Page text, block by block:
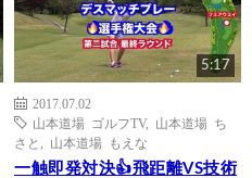
5:17
2017.07.02
山本道場 ゴルフTV, 山本道場 ち
さと
山本道場 もえな
一触即発対決👍飛距離VS技術